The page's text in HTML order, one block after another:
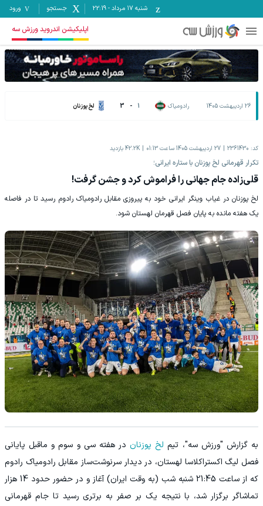
شنبه ۱۷ مرداد -
22:19 جستجو ورود
اپلیکیشن اندروید ورزش سه
26 اردیبهشت 1405 رادومیاک 1
-
3 لخ پوزنان
کد: 2361430 27 اردیبهشت 1405 ساعت 01:13 42.2K بازدید
تکرار قهرمانی لخ پوزنان با ستاره ایرانی؛
قلی‌زاده جام جهانی را فراموش کرد و جشن گرفت!
لخ پوزنان در غیاب وینگر ایرانی خود به پیروزی مقابل رادومیاک رادوم رسید تا در فاصله
یک هفته مانده به پایان فصل قهرمان لهستان شود.
به گزارش "ورزش سه"، تیم لخ پوزناندر هفته سی و سوم و ماقبل پایانی
فصل لیگ اکستراکلاسا لهستان، در دیدار سرنوشت‌ساز مقابل رادومیاک رادوم
که از ساعت 21:45 شنبه شب (به وقت ایران) آغاز و در حضور حدود 14 هزار
تماشاگر برگزار شد، با نتیجه یک بر صفر به برتری رسید تا جام قهرمانی